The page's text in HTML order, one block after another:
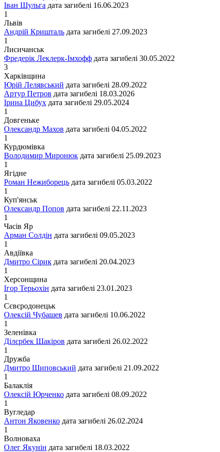
Іван Шульга дата загибелі 16.06.2023
1
Львiв
Андрій Кришталь дата загибелі 27.09.2023
1
Лисичанськ
Фредерік Леклерк-Імхофф дата загибелі 30.05.2022
3
Харківщина
Юрій Лелявський дата загибелі 28.09.2022
Артур Петров дата загибелі 18.03.2026
Ірина Цибух дата загибелі 29.05.2024
1
Довгеньке
Олександр Махов дата загибелі 04.05.2022
1
Курдюмівка
Володимир Миронюк дата загибелі 25.09.2023
1
Ягідне
Роман Нежиборець дата загибелі 05.03.2022
1
Куп'янськ
Олександр Попов дата загибелі 22.11.2023
1
Часів Яр
Арман Солдін дата загибелі 09.05.2023
1
Авдіївка
Дмитро Сірик дата загибелі 20.04.2023
1
Херсонщина
Ігор Терьохін дата загибелі 23.01.2023
1
Сєвєродонецьк
Олексій Чубашев дата загибелі 10.06.2022
1
Зеленівка
Ділєрбек Шакіров дата загибелі 26.02.2022
1
Дружба
Дмитро Шиповський дата загибелі 21.09.2022
1
Балаклія
Олексій Юрченко дата загибелі 08.09.2022
1
Вугледар
Антон Яковенко дата загибелі 26.02.2024
1
Волноваха
Олег Якунін дата загибелі 18.03.2022